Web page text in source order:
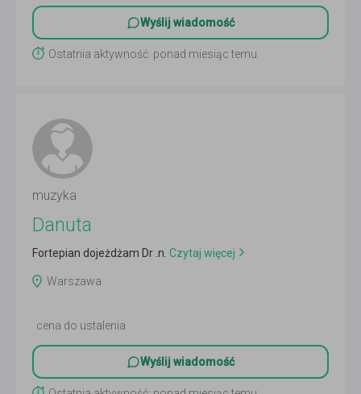
Wyślij wiadomość
Ostatnia aktywność: ponad miesiąc temu
muzyka
Danuta
Fortepian dojeżdżam Dr .n. Czytaj więcej
Warszawa
cena do ustalenia
Wyślij wiadomość